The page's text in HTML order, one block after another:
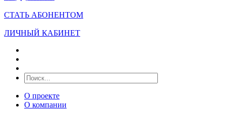
СТАТЬ АБОНЕНТОМ
ЛИЧНЫЙ КАБИНЕТ
О проекте
О компании